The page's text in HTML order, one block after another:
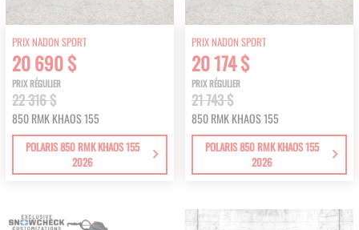
PRIX NADON SPORT
20 690 $
PRIX RÉGULIER
22 316 $
850 RMK KHAOS 155
POLARIS 850 RMK KHAOS 155
2026
PRIX NADON SPORT
20 174 $
PRIX RÉGULIER
21 743 $
850 RMK KHAOS 155
POLARIS 850 RMK KHAOS 155
2026